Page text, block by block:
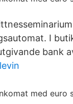
I
bank